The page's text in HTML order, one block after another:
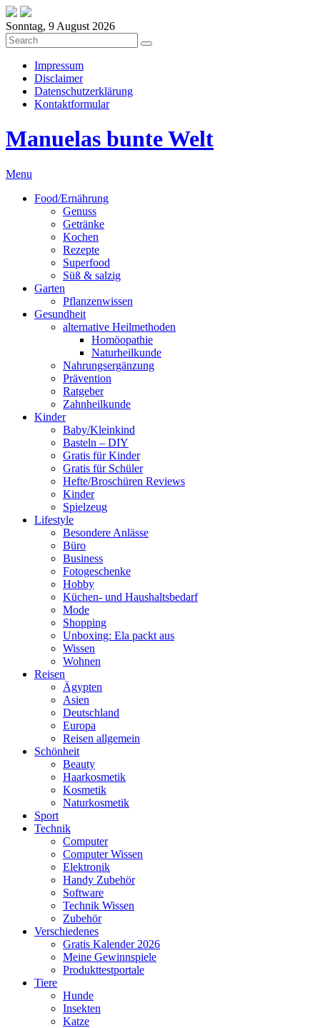
Sonntag, 9 August 2026
Impressum
Disclaimer
Datenschutzerklärung
Kontaktformular
Manuelas bunte Welt
Menu
Food/Ernährung
Genuss
Getränke
Kochen
Rezepte
Superfood
Süß & salzig
Garten
Pflanzenwissen
Gesundheit
alternative Heilmethoden
Homöopathie
Naturheilkunde
Nahrungsergänzung
Prävention
Ratgeber
Zahnheilkunde
Kinder
Baby/Kleinkind
Basteln – DIY
Gratis für Kinder
Gratis für Schüler
Hefte/Broschüren Reviews
Kinder
Spielzeug
Lifestyle
Besondere Anlässe
Büro
Business
Fotogeschenke
Hobby
Küchen- und Haushaltsbedarf
Mode
Shopping
Unboxing: Ela packt aus
Wissen
Wohnen
Reisen
Ägypten
Asien
Deutschland
Europa
Reisen allgemein
Schönheit
Beauty
Haarkosmetik
Kosmetik
Naturkosmetik
Sport
Technik
Computer
Computer Wissen
Elektronik
Handy Zubehör
Software
Technik Wissen
Zubehör
Verschiedenes
Gratis Kalender 2026
Meine Gewinnspiele
Produkttestportale
Tiere
Hunde
Insekten
Katze